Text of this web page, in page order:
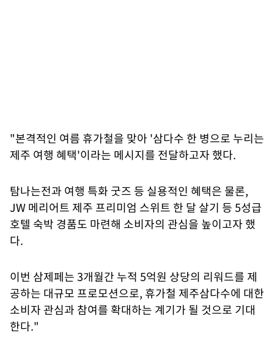
"본격적인 여름 휴가철을 맞아 '삼다수 한 병으로 누리는
제주 여행 혜택'이라는 메시지를 전달하고자 했다.
탐나는전과 여행 특화 굿즈 등 실용적인 혜택은 물론,
JW 메리어트 제주 프리미엄 스위트 한 달 살기 등 5성급
호텔 숙박 경품도 마련해 소비자의 관심을 높이고자 했
다.
이번 삼제페는 3개월간 누적 5억원 상당의 리워드를 제
공하는 대규모 프로모션으로, 휴가철 제주삼다수에 대한
소비자 관심과 참여를 확대하는 계기가 될 것으로 기대
한다."